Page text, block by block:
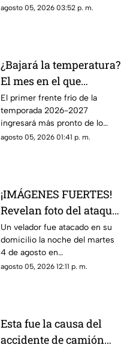
agosto 05, 2026 03:52 p. m.
¿Bajará la temperatura?
El mes en el que
ingresa el primer frente
frío 2026-2027 en
Aguascalientes
El primer frente frío de la
temporada 2026-2027
ingresará más pronto de lo
esperado; te contamos cuándo
agosto 05, 2026 01:41 p. m.
¡IMÁGENES FUERTES!
Revelan foto del ataque
al velador en
Aguascalientes
Un velador fue atacado en su
domicilio la noche del martes
4 de agosto en
Aguascalientes; aquí te
agosto 05, 2026 12:11 p. m.
Esta fue la causa del
accidente de camión